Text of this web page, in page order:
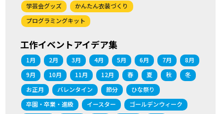
学芸会グッズ
かんたん衣装づくり
プログラミングキット
工作イベントアイデア集
1月 2月 3月 4月 5月 6月 7月
8月
9月
10月 11月 12月 春 夏 秋
冬
お正月
バレンタイン 節分
ひな祭り
卒園・卒業・進級
イースター
ゴールデンウィーク